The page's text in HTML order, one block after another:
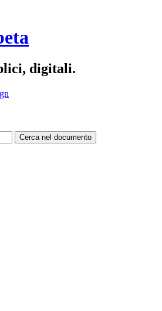
digitali.
Cerca nel documento